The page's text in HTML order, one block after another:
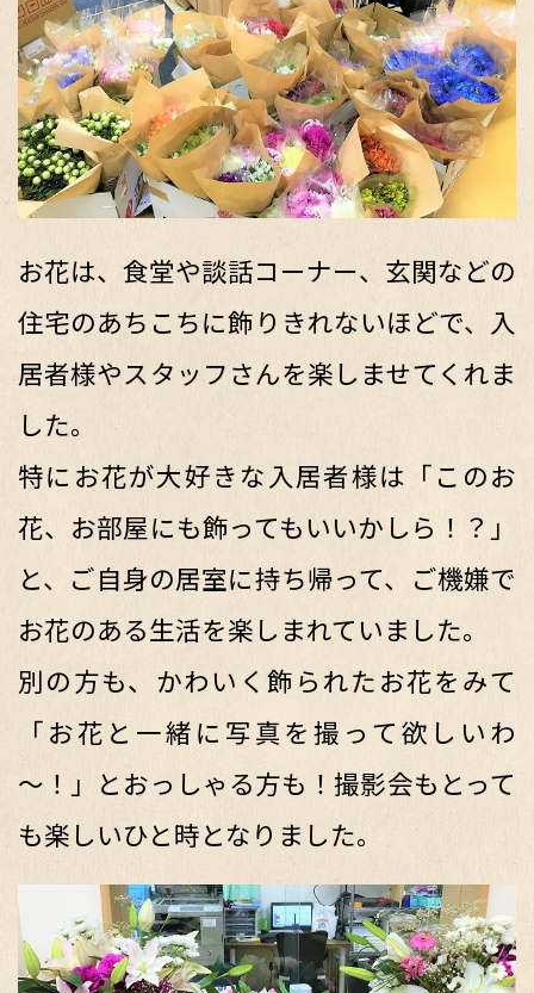
お花は、食堂や談話コーナー、玄関などの
住宅のあちこちに飾りきれないほどで、入
居者様やスタッフさんを楽しませてくれま
した。
特にお花が大好きな入居者様は「このお
花、お部屋にも飾ってもいいかしら！？」
と、ご自身の居室に持ち帰って、ご機嫌で
お花のある生活を楽しまれていました。
別の方も、かわいく飾られたお花をみて
「お花と一緒に写真を撮って欲しいわ
～！」とおっしゃる方も！撮影会もとって
も楽しいひと時となりました。